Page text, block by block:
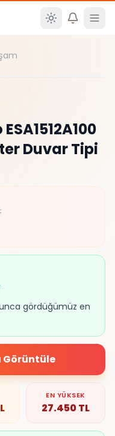
Duvar Tipi
gördüğümüz en
Görüntüle
EN YÜKSEK
27.450TL